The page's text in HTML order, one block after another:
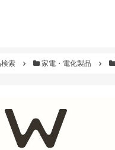
索 家電・電化製品